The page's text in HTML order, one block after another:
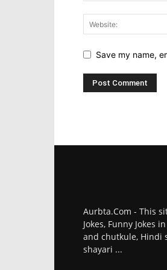
Save my name,
Aurbta.Com - This
Jokes, Funny Jokes
and chutkule, Hindi
shayari ...